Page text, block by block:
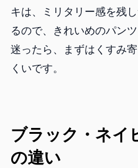
キは、ミリタリー感を残
るので、きれいめのパン
迷ったら、まずはくすみ
くいです。
ブラック・ネイ
の違い